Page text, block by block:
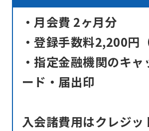
・月会費 2ヶ月分
・登録手数料2,200円
・指定金融機関のキャ
ード・届出印
入会諸費用はクレジッ
may
differ
from
the
ask